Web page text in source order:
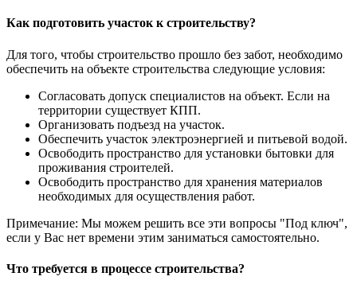
Как подготовить участок к строительству?
Для того, чтобы строительство прошло без забот, необходимо
обеспечить на объекте строительства следующие условия:
Согласовать допуск специалистов на объект. Если на
территории существует КПП.
Организовать подъезд на участок.
Обеспечить участок электроэнергией и питьевой водой.
Освободить пространство для установки бытовки для
проживания строителей.
Освободить пространство для хранения материалов
необходимых для осуществления работ.
Примечание: Мы можем решить все эти вопросы "Под ключ",
если у Вас нет времени этим заниматься самостоятельно.
Что требуется в процессе строительства?